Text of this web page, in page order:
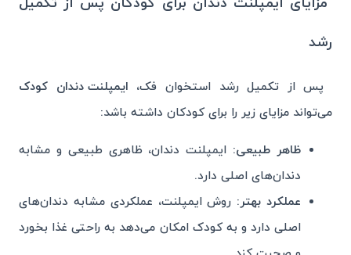
رشد
پس از تکمیل رشد استخوان فک، ایمپلنت دندان کودک
می‌تواند مزایای زیر را برای کودکان داشته باشد:
ظاهر طبیعی: ایمپلنت دندان، ظاهری طبیعی و مشابه
دندان‌های اصلی دارد.
عملکرد بهتر: روش ایمپلنت، عملکردی مشابه دندان‌های
اصلی دارد و به کودک امکان می‌دهد به راحتی غذا بخورد